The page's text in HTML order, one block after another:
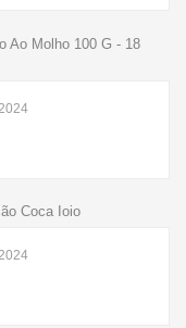
Ao Molho 100 G - 18
Coca Ioio